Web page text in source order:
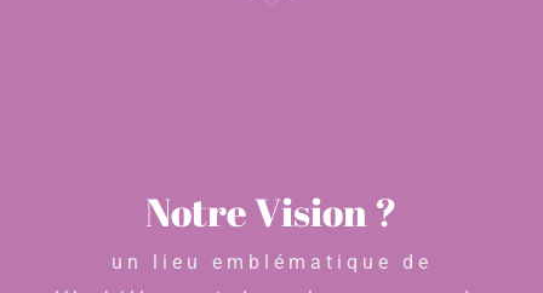
Notre Vision ?
un lieu emblématique de